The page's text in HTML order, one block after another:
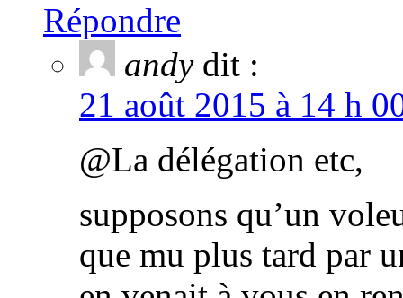
Répondre
andy dit :
21 août 2015 à 14 h
@La délégation etc,
supposons qu’un
que mu plus tard par